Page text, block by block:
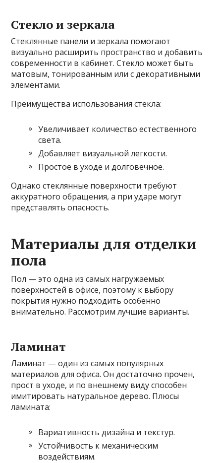
Стекло и зеркала
Стеклянные панели и зеркала помогают
визуально расширить пространство и добавить
современности в кабинет. Стекло может быть
матовым, тонированным или с декоративными
элементами.
Преимущества использования стекла:
Увеличивает количество естественного
света.
Добавляет визуальной легкости.
Простое в уходе и долговечное.
Однако стеклянные поверхности требуют
аккуратного обращения, а при ударе могут
представлять опасность.
Материалы для отделки
пола
Пол — это одна из самых нагружаемых
поверхностей в офисе, поэтому к выбору
покрытия нужно подходить особенно
внимательно. Рассмотрим лучшие варианты.
Ламинат
Ламинат — один из самых популярных
материалов для офиса. Он достаточно прочен,
прост в уходе, и по внешнему виду способен
имитировать натуральное дерево. Плюсы
ламината:
Вариативность дизайна и текстур.
Устойчивость к механическим
воздействиям.